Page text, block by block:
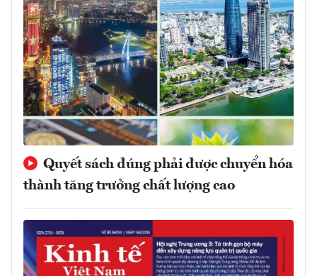
Quyết sách đúng phải được chuyển hóa
thành tăng trưởng chất lượng cao